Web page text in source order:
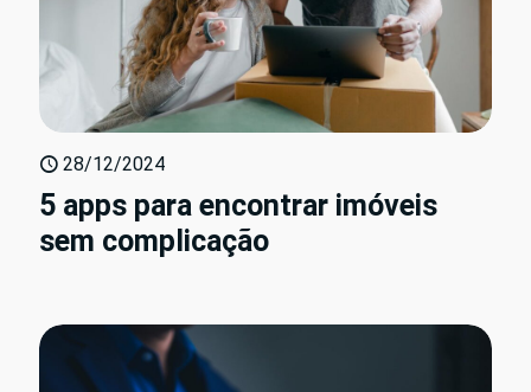
28/12/2024
5 apps para encontrar imóveis
sem complicação